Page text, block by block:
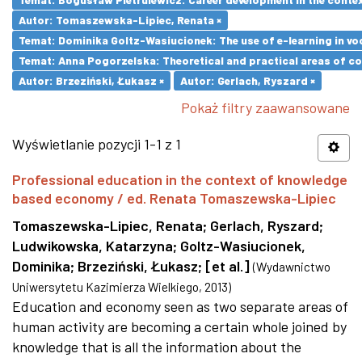
Autor: Tomaszewska-Lipiec, Renata ×
Temat: Dominika Goltz-Wasiucionek: The use of e-learning in
Temat: Anna Pogorzelska: Theoretical and practical areas of
Autor: Brzeziński, Łukasz ×
Autor: Gerlach, Ryszard ×
Pokaż filtry zaawansowane
Wyświetlanie pozycji 1-1 z 1
Professional education in the context of knowledge
based economy / ed. Renata Tomaszewska-Lipiec
Tomaszewska-Lipiec, Renata; Gerlach, Ryszard;
Ludwikowska, Katarzyna; Goltz-Wasiucionek,
Dominika; Brzeziński, Łukasz; [et al.] (Wydawnictwo
Uniwersytetu Kazimierza Wielkiego, 2013)
Education and economy seen as two separate areas of
human activity are becoming a certain whole joined by
knowledge that is all the information about the